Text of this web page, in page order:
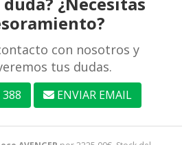
con nosotros y
tus dudas.
ENVIAR EMAIL